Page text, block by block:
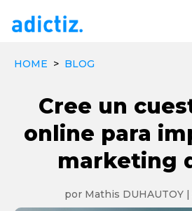
HOME > BLOG
Cree un
online para
marketing
por Mathis DUHAUTOY |